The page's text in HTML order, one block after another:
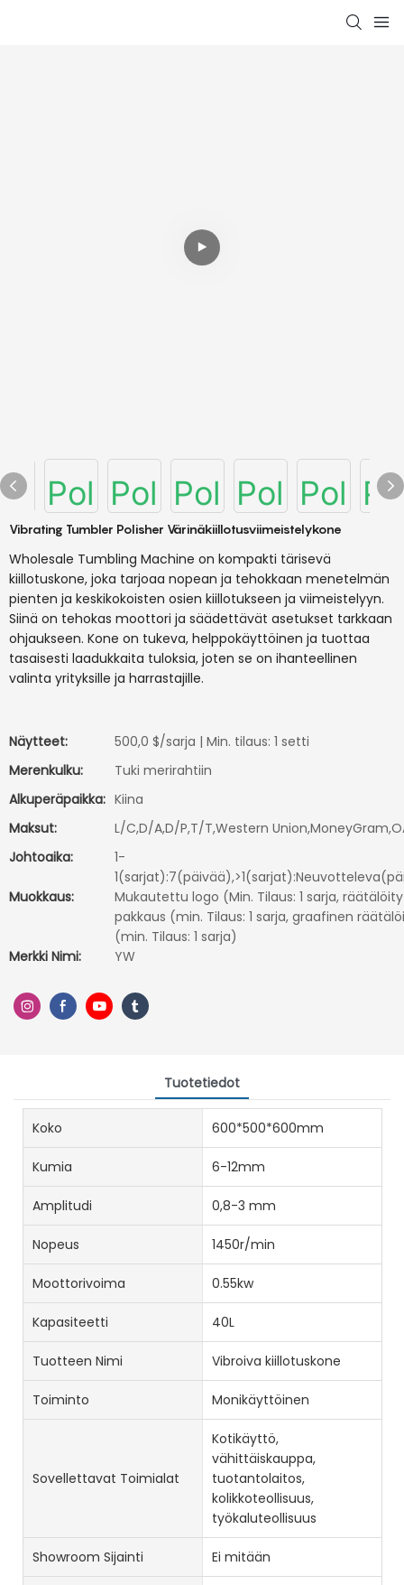
Vibrating Tumbler Polisher Värinäkiillotusviimeistelykone
Wholesale Tumbling Machine on kompakti tärisevä
kiillotuskone, joka tarjoaa nopean ja tehokkaan menetelmän
pienten ja keskikokoisten osien kiillotukseen ja viimeistelyyn.
Siinä on tehokas moottori ja säädettävät asetukset tarkkaan
ohjaukseen. Kone on tukeva, helppokäyttöinen ja tuottaa
tasaisesti laadukkaita tuloksia, joten se on ihanteellinen
valinta yrityksille ja harrastajille.
Näytteet:
500,0 $/sarja | Min. tilaus: 1 setti
Merenkulku:
Tuki merirahtiin
Alkuperäpaikka: Kiina
Maksut:
L/C,D/A,D/P,T/T,Western
Johtoaika:
1-
Muokkaus:
Mukautettu logo (Min. Tilaus: 1 sarja, räätälöity
pakkaus (min. Tilaus: 1 sarja, graafinen
(min. Tilaus: 1 sarja)
Merkki Nimi:
YW
Tuotetiedot
Koko 600*500*600mm
Kumia 6-12mm
Amplitudi 0,8-3 mm
Nopeus 1450r/min
Moottorivoima 0.55kw
Kapasiteetti 40L
Tuotteen Nimi Vibroiva kiillotuskone
Toiminto Monikäyttöinen
Sovellettavat Toimialat
Kotikäyttö,
vähittäiskauppa,
tuotantolaitos,
kolikkoteollisuus,
työkaluteollisuus
Showroom Sijainti Ei mitään